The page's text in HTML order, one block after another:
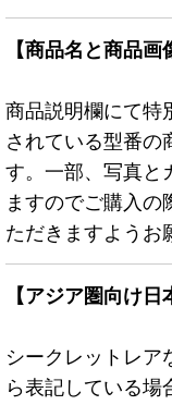
【商品名と商品画
商品説明欄にて特
されている型番の
す。一部、写真と
ますのでご購入
ただきますようお
【アジア圏向け日
シークレットレア
ら表記している場